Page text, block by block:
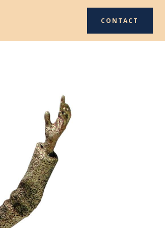
CONTACT